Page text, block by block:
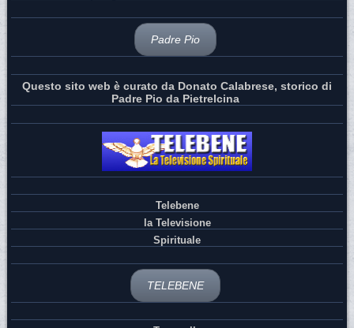
Padre Pio
Questo sito web è curato da Donato Calabrese, storico di
Padre Pio da Pietrelcina
Telebene
la Televisione
Spirituale
TELEBENE